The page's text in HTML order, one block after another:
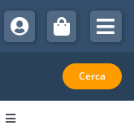
Cerca